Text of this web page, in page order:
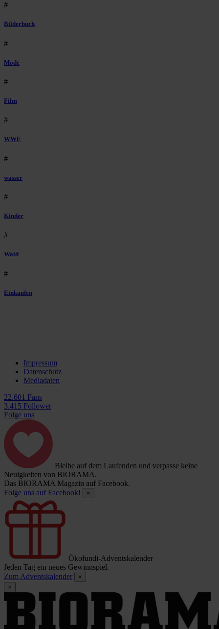
#
Bilderbuch
#
Mode
#
Film
#
WWF
#
wasser
#
Kinder
#
Wald
#
Einkaufen
Impressum
Datenschutz
Mediadaten
22.601 Fans
3.415 Follower
Folge uns
Bleibe auf dem Laufenden und verpasse keine
Neuigkeiten von BIORAMA.
Das BIORAMA Magazin auf Facebook.
Folge uns auf Facebook!
×
Ökofundi-Adventskalender
Jeden Tag ein neues Gewinnspiel.
Zum Adventskalender
×
×